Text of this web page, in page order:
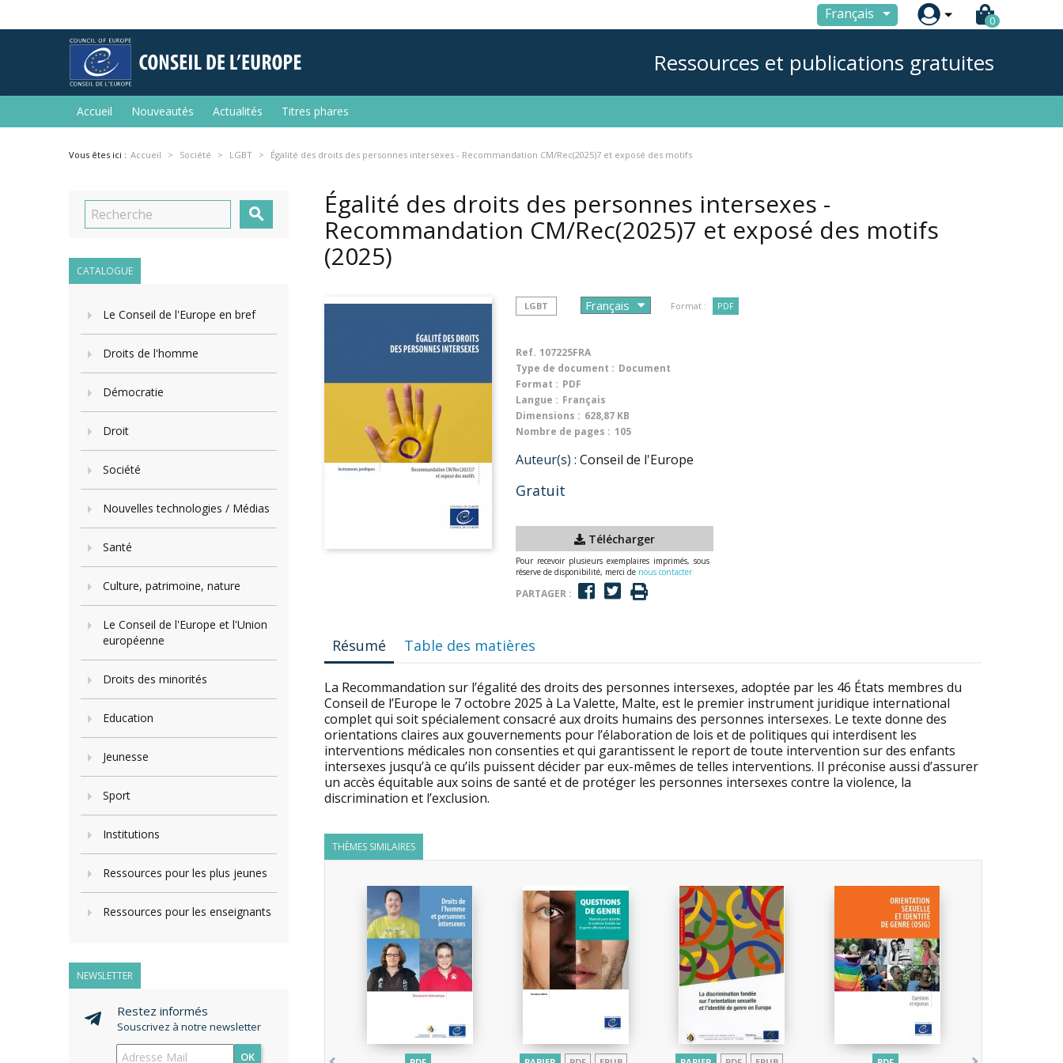
Français  0
Ressources et publications gratuites
Accueil Nouveautés Actualités Titres phares
Vous êtes ici : Accueil Société LGBT Égalité des droits des personnes intersexes - Recommandation CM/Rec(2025)7 et exposé des motifs

CATALOGUE
Le Conseil de l'Europe en bref
Droits de l'homme
Démocratie
Droit
Société
Nouvelles technologies / Médias
Santé
Culture, patrimoine, nature
Le Conseil de l'Europe et l'Union
européenne
Droits des minorités
Education
Jeunesse
Sport
Institutions
Ressources pour les plus jeunes
Ressources pour les enseignants
NEWSLETTER
Restez informés
Souscrivez à notre newsletter
OK
Égalité des droits des personnes intersexes -
Recommandation CM/Rec(2025)7 et exposé des motifs
(2025)
LGBT Format : PDF
Ref. 107225FRA
Type de document : Document
Format : PDF
Langue : Français
Dimensions : 628,87 KB
Nombre de pages : 105
Auteur(s) : Conseil de l'Europe
Gratuit
Télécharger
Pour recevoir plusieurs exemplaires imprimés, sous
réserve de disponibilité, merci de nous contacter
PARTAGER :
Résumé Table des matières
La Recommandation sur l’égalité des droits des personnes intersexes, adoptée par les 46 États membres du
Conseil de l’Europe le 7 octobre 2025 à La Valette, Malte, est le premier instrument juridique international
complet qui soit spécialement consacré aux droits humains des personnes intersexes. Le texte donne des
orientations claires aux gouvernements pour l’élaboration de lois et de politiques qui interdisent les
interventions médicales non consenties et qui garantissent le report de toute intervention sur des enfants
intersexes jusqu’à ce qu’ils puissent décider par eux-mêmes de telles interventions. Il préconise aussi d’assurer
un accès équitable aux soins de santé et de protéger les personnes intersexes contre la violence, la
discrimination et l’exclusion.
THÈMES SIMILAIRES